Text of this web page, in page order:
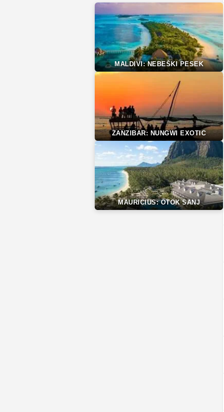
MALDIVI: NEBEŠKI PESEK
ZANZIBAR: NUNGWI EXOTIC
MAURICIUS: OTOK SANJ